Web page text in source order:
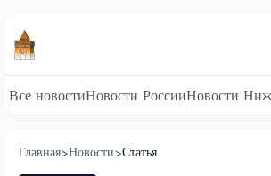
Все новостиНовости РоссииНовости
Главная>Новости>Статья